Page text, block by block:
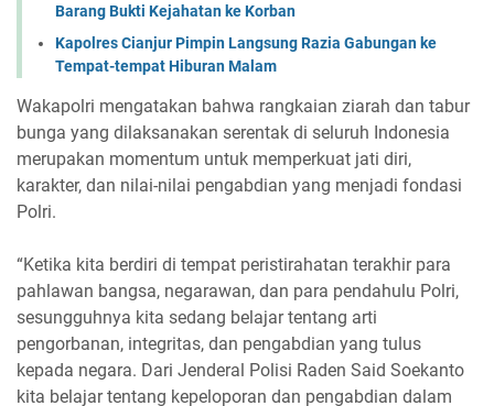
Barang Bukti Kejahatan ke Korban
Kapolres Cianjur Pimpin Langsung Razia Gabungan ke
Tempat-tempat Hiburan Malam
Wakapolri mengatakan bahwa rangkaian ziarah dan tabur
bunga yang dilaksanakan serentak di seluruh Indonesia
merupakan momentum untuk memperkuat jati diri,
karakter, dan nilai-nilai pengabdian yang menjadi fondasi
Polri.
“Ketika kita berdiri di tempat peristirahatan terakhir para
pahlawan bangsa, negarawan, dan para pendahulu Polri,
sesungguhnya kita sedang belajar tentang arti
pengorbanan, integritas, dan pengabdian yang tulus
kepada negara. Dari Jenderal Polisi Raden Said Soekanto
kita belajar tentang kepeloporan dan pengabdian dalam